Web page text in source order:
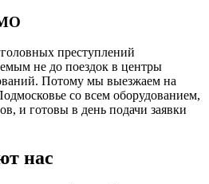
преступлений
не до поездок в центры
Потому мы выезжаем на
со всем оборудованием,
и готовы в день подачи заявки
нас